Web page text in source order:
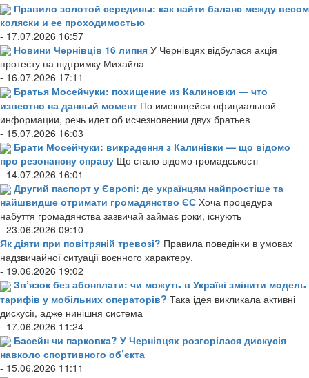
Правило золотой середины: как найти баланс между весом
коляски и ее проходимостью
- 17.07.2026 16:57
Новини Чернівців 16 липня У Чернівцях відбулася акція
протесту на підтримку Михайла
- 16.07.2026 17:11
Братья Мосейчуки: похищение из Калиновки — что
известно на данный момент По имеющейся официальной
информации, речь идет об исчезновении двух братьев
- 15.07.2026 16:03
Брати Мосейчуки: викрадення з Калинівки — що відомо
про резонансну справу Що стало відомо громадськості
- 14.07.2026 16:01
Другий паспорт у Європі: де українцям найпростіше та
найшвидше отримати громадянство ЄС Хоча процедура
набуття громадянства зазвичай займає роки, існують
- 23.06.2026 09:10
Як діяти при повітряній тревозі? Правила поведінки в умовах
надзвичайної ситуації воєнного характеру.
- 19.06.2026 19:02
Зв’язок без абонплати: чи можуть в Україні змінити модель
тарифів у мобільних операторів? Така ідея викликала активні
дискусії, адже нинішня система
- 17.06.2026 11:24
Басейн чи парковка? У Чернівцях розгорілася дискусія
навколо спортивного об’єкта
- 15.06.2026 11:11